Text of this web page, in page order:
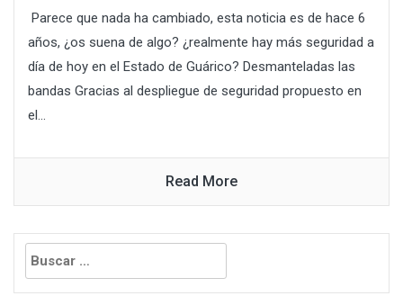
Parece que nada ha cambiado, esta noticia es de hace 6
años, ¿os suena de algo? ¿realmente hay más seguridad a
día de hoy en el Estado de Guárico? Desmanteladas las
bandas Gracias al despliegue de seguridad propuesto en
el...
Read More
Buscar: